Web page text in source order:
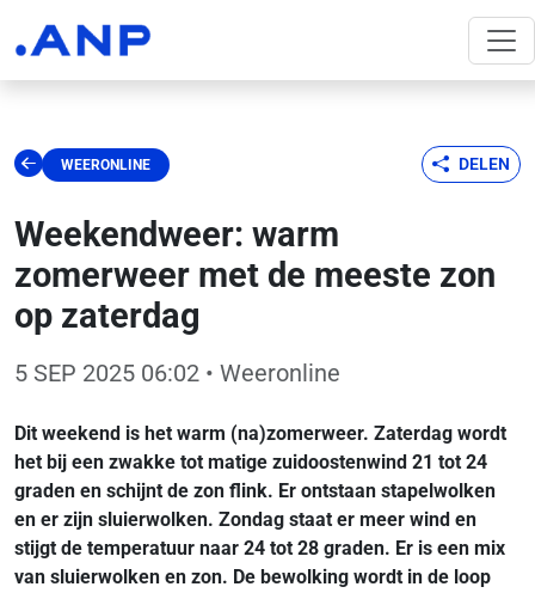
WEERONLINE DELEN
Weekendweer: warm
zomerweer met de meeste zon
op zaterdag
5 SEP 2025 06:02 • Weeronline
Dit weekend is het warm (na)zomerweer. Zaterdag wordt
het bij een zwakke tot matige zuidoostenwind 21 tot 24
graden en schijnt de zon flink. Er ontstaan stapelwolken
en er zijn sluierwolken. Zondag staat er meer wind en
stijgt de temperatuur naar 24 tot 28 graden. Er is een mix
van sluierwolken en zon. De bewolking wordt in de loop